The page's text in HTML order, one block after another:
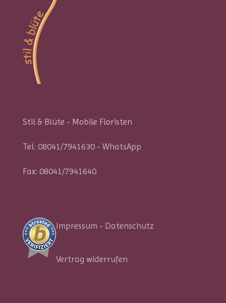
Stil & Blüte - Mobile Floristen
Tel: 08041/7941630- WhatsApp
Fax: 08041/7941640
Impressum - Datenschutz
Vertrag widerrufen